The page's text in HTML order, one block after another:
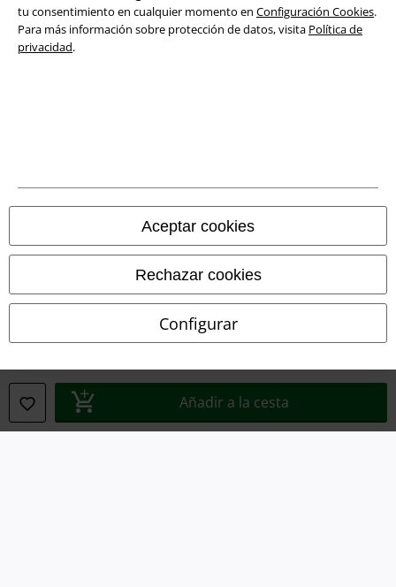
tu consentimiento en cualquier momento en Configuración Cookies.
Para más información sobre protección de datos, visita Política de
privacidad.
Aceptar cookies
Rechazar cookies
Configurar
Añadir a la cesta
Legal
Términos y Condiciones